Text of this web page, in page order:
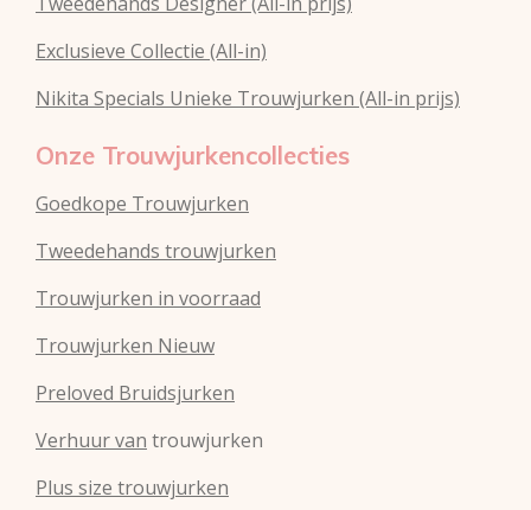
Exclusieve Collectie (All-in)
Nikita Specials Unieke Trouwjurken (All-in prijs)
Onze Trouwjurkencollecties
Goedkope Trouwjurken
Tweedehands trouwjurken
Trouwjurken in voorraad
Trouwjurken Nieuw
Preloved Bruidsjurken
Verhuur van trouwjurken
Plus size trouwjurken